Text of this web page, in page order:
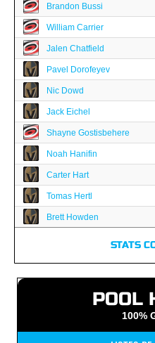
Brandon Bussi
William Carrier
Jalen Chatfield
Pavel Dorofeyev
Nic Dowd
Jack Eichel
Shayne Gostisbehere
Noah Hanifin
Carter Hart
Tomas Hertl
Brett Howden
STATS
POOL
100%